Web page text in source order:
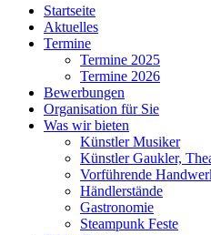
Zum
Inhalt
springen
Startseite
Aktuelles
Termine
Termine 2025
Termine 2026
Bewerbungen
Organisation für Sie
Was wir bieten
Künstler Musiker
Künstler Gaukler,
Vorführende
Händlerstände
Gastronomie
Steampunk Feste